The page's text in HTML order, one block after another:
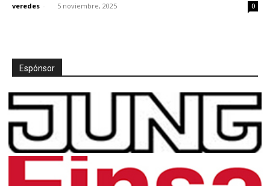
veredes - 5 noviembre, 2025 0
Espónsor